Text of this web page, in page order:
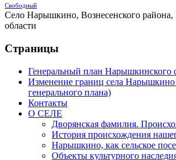
Свободный
Село Нарышкино, Вознесенского района,
области
Страницы
Генеральный план Нарышкинского
Изменение границ села Нарышкино
генерального плана)
Контакты
О СЕЛЕ
Дворянская фамилия.
История происхождения
Нарышкино, как сельское
Объекты культурного